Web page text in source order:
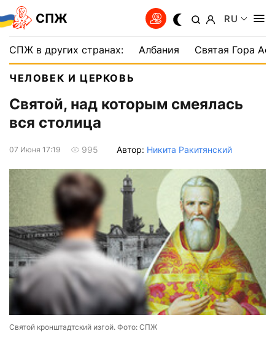
СПЖ RU
СПЖ в других странах: Албания Святая Гора
ЧЕЛОВЕК И ЦЕРКОВЬ
Святой, над которым смеялась
вся столица
07 Июня 17:19 995 Автор: Никита Ракитянский
Святой кронштадтский изгой. Фото: СПЖ